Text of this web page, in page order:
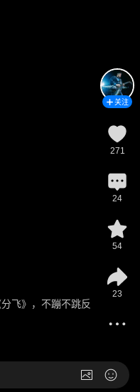
飞》，不蹦不跳反
关注
271
24
54
23